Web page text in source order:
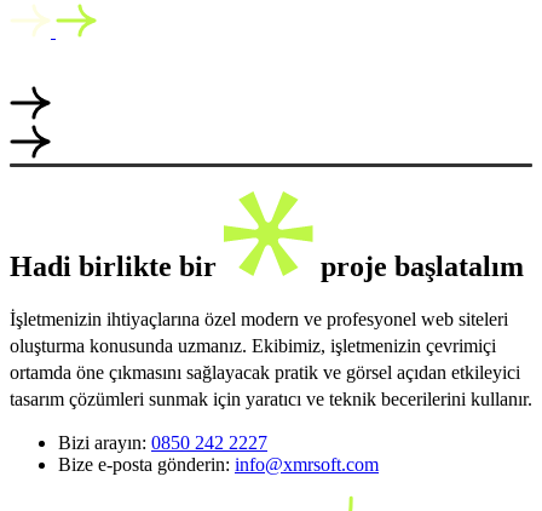
Hadi birlikte bir proje başlatalım
İşletmenizin ihtiyaçlarına özel modern ve profesyonel web siteleri
oluşturma konusunda uzmanız. Ekibimiz, işletmenizin çevrimiçi
ortamda öne çıkmasını sağlayacak pratik ve görsel açıdan etkileyici
tasarım çözümleri sunmak için yaratıcı ve teknik becerilerini kullanır.
Bizi arayın: 0850 242 2227
Bize e-posta gönderin: info@xmrsoft.com